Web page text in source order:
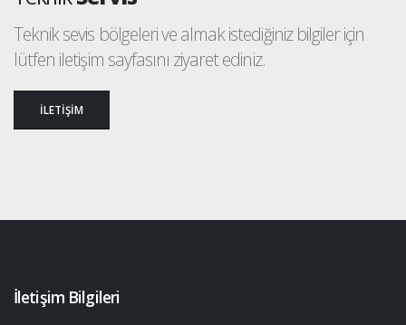
Teknik sevis bölgeleri ve almak istediğiniz bilgiler için
lütfen iletişim sayfasını ziyaret ediniz.
İLETİŞİM
İletişim Bilgileri